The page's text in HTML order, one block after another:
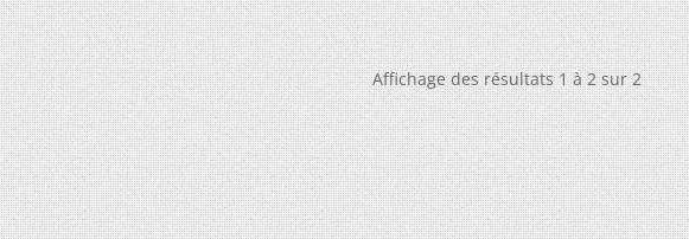
Affichage des résultats 1 à 2 sur 2